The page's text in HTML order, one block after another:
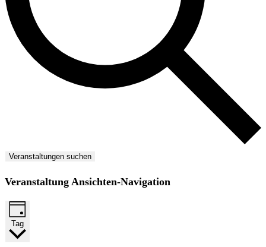
Veranstaltungen suchen
Veranstaltung Ansichten-Navigation
Tag